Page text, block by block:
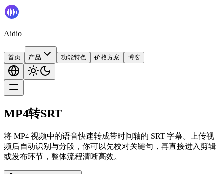
Aidio
首页 产品 功能特色 价格方案 博客
MP4转SRT
将 MP4 视频中的语音快速转成带时间轴的 SRT 字幕。上传视
频后自动识别与分段，你可以先校对关键句，再直接进入剪辑
或发布环节，整体流程清晰高效。